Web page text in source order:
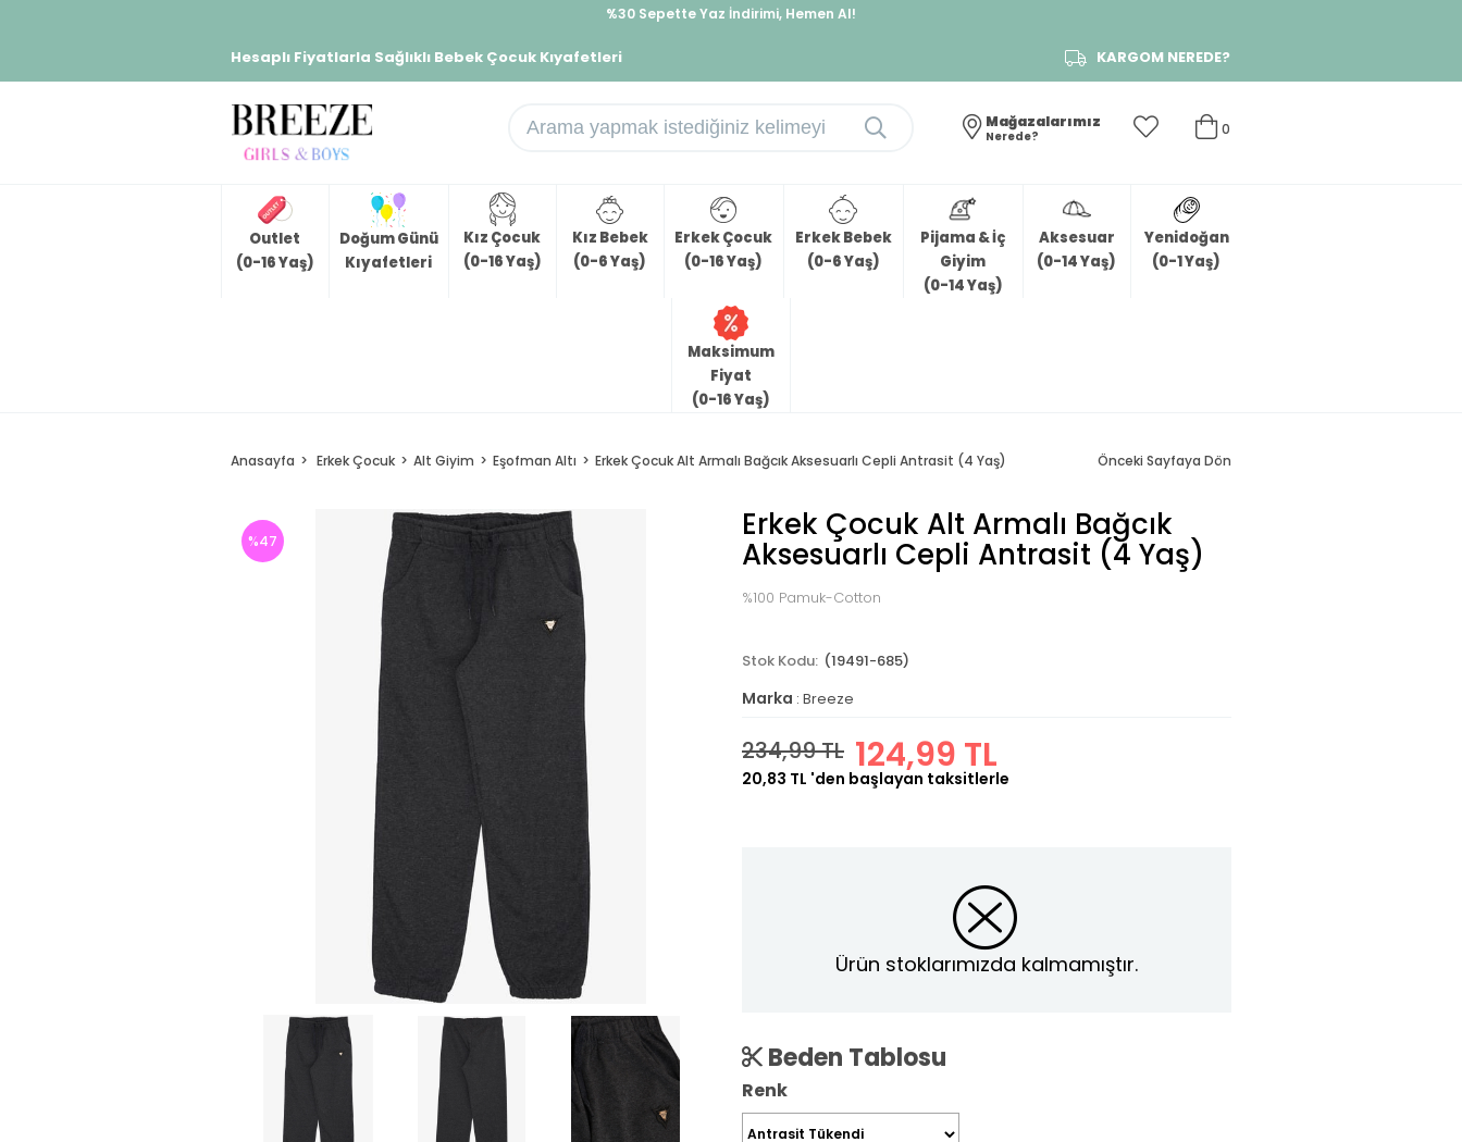
%30 Sepette Yaz İndirimi, Hemen Al!
Hesaplı Fiyatlarla Sağlıklı Bebek Çocuk Kıyafetleri KARGOM NEREDE?
0
Mağazalarımız
Nerede?
Outlet
(0-16 Yaş)
Doğum Günü
Kıyafetleri
Kız Çocuk
(0-16 Yaş)
Kız Bebek
(0-6 Yaş)
Erkek Çocuk
(0-16 Yaş)
Erkek Bebek
(0-6 Yaş)
Pijama & İç
Giyim
(0-14 Yaş)
Aksesuar
(0-14 Yaş)
Yenidoğan
(0-1 Yaş)
Maksimum
Fiyat
(0-16 Yaş)
Anasayfa Erkek Çocuk Alt Giyim Eşofman Altı Erkek Çocuk Alt Armalı Bağcık Aksesuarlı Cepli Antrasit (4 Yaş) Önceki Sayfaya Dön
%47 Erkek Çocuk Alt Armalı Bağcık
Aksesuarlı Cepli Antrasit (4 Yaş)
%100 Pamuk-Cotton
(19491-685)
Marka : Breeze
234,99 TL 124,99 TL
20,83 TL 'den başlayan taksitlerle
Ürün stoklarımızda kalmamıştır.
Beden Tablosu
Renk